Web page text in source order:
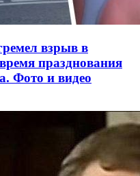
взрыв в
празднования
Фото и видео